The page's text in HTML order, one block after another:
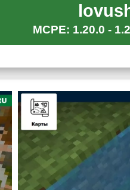
MCPE: 1.20.0 -